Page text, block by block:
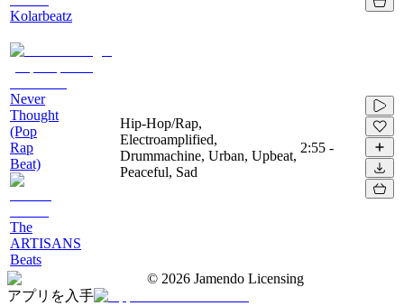
Kolarbeatz
Never
Thought
(Pop
Rap
Beat)
The
ARTISANS
Beats
Hip-Hop/Rap,
Electroamplified,
Drummachine, Urban, Upbeat,
Peaceful, Sad
2:55 -
© 2026 Jamendo Licensing
アプリを入手